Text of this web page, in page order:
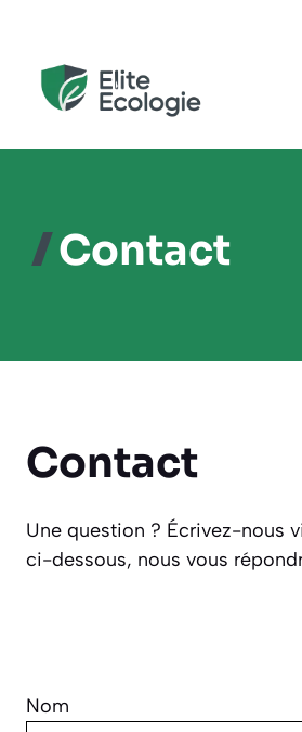
contenu
Contact
Contact
Une question ? Écrivez-nous
ci-dessous, nous vous
Nom